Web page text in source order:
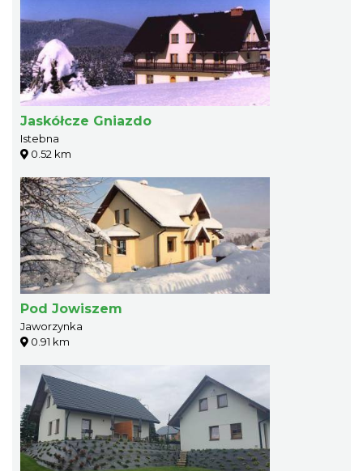
Jaskółcze Gniazdo
Istebna
0.52 km
Pod Jowiszem
Jaworzynka
0.91 km